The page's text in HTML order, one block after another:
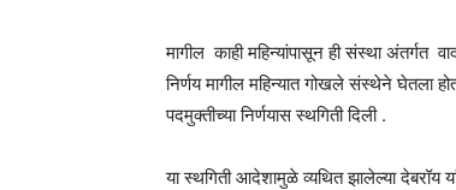
मागील काही महिन्यांपासून ही संस्था
निर्णय मागील महिन्यात गोखले संस्थेने घेतला
पदमुक्तीच्या निर्णयास स्थगिती दिली .
या स्थगिती आदेशामुळे व्यथित झालेल्या देबरॉय